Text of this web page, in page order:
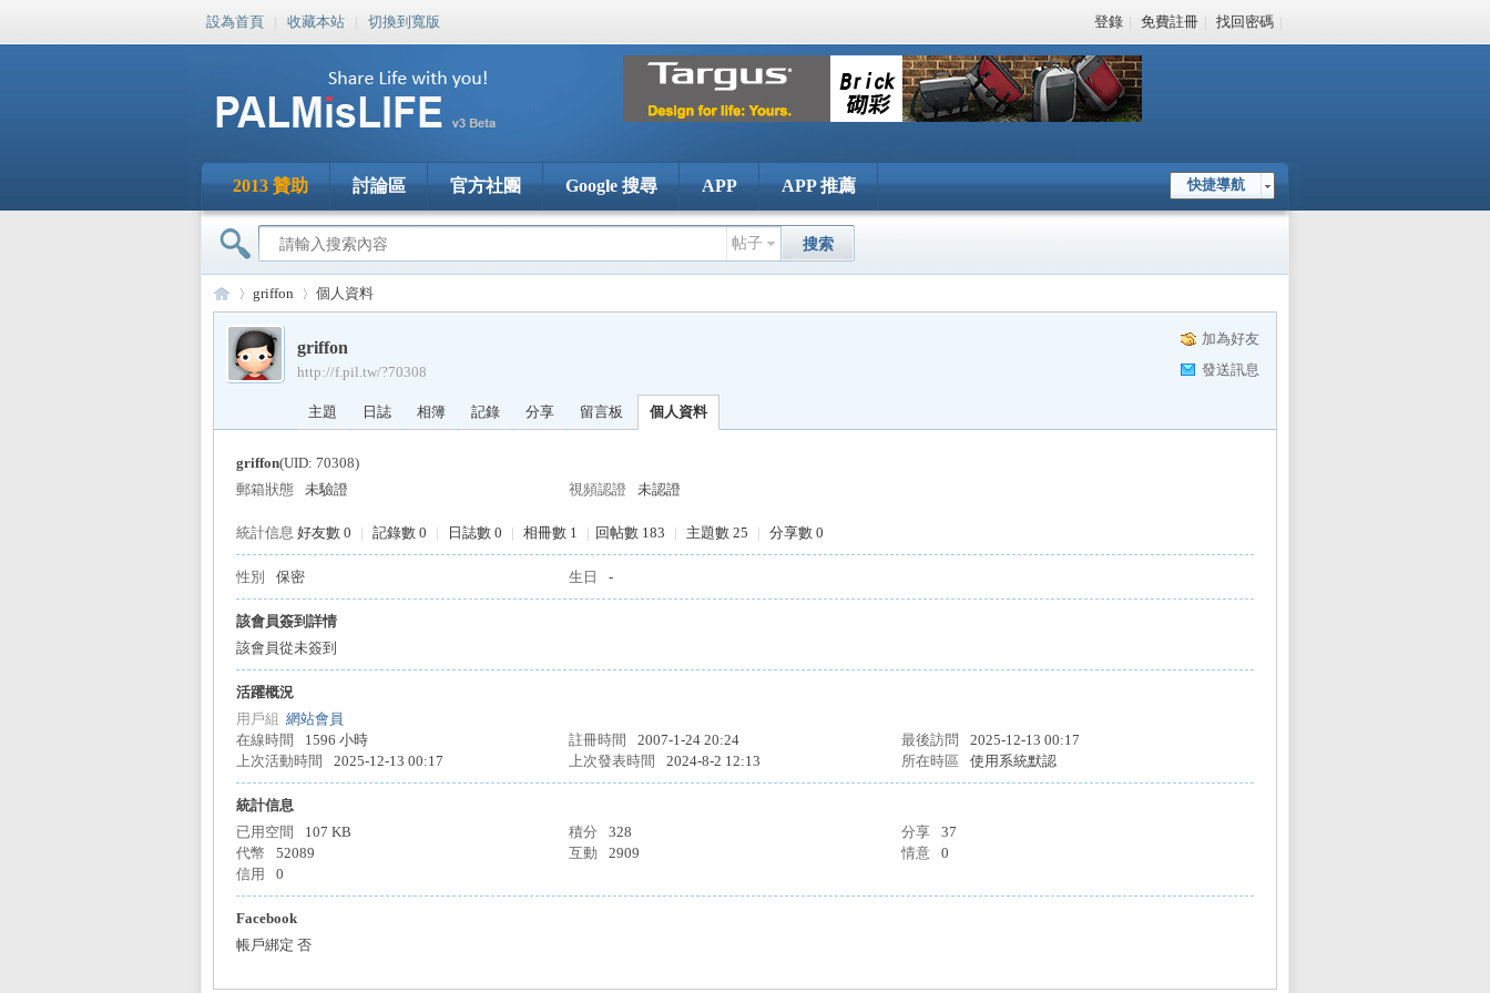
設為首頁 | 收藏本站 | 切換到寬版 登錄 | 免費註冊 | 找回密碼 |
快捷導航
2013 贊助 討論區 官方社團 Google 搜尋 APP APP 推薦
帖子 搜索
PA›
griffon 個人資料
加為好友
發送訊息
griffon
http://f.pil.tw/?70308
主題 日誌 相簿 記錄 分享 留言板 個人資料
griffon(UID: 70308)
郵箱狀態
未驗證 視頻認證 未認證
統計信息 好友數 0 | 記錄數 0 | 日誌數 0 | 相冊數 1 | 回帖數 183 | 主題數 25 | 分享數 0
性別 保密 生日 -
該會員簽到詳情
該會員從未簽到
活躍概況
用戶組 網站會員
在線時間
1596 小時 註冊時間 2007-1-24 20:24 最後訪問
2025-12-13 00:17
上次活動時間
2025-12-13 00:17 上次發表時間 2024-8-2 12:13 所在時區 使用系統默認
統計信息
已用空間
107 KB 積分 328 分享
37
代幣
52089 互動 2909 情意
0
信用
0
Facebook
帳戶綁定 否